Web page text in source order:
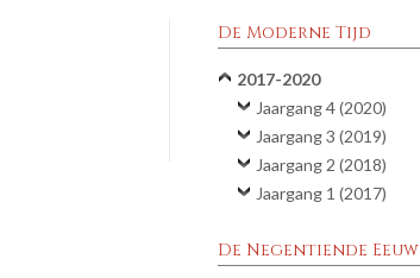
De Moderne Tijd
2017-2020
Jaargang 4 (2020)
Jaargang 3 (2019)
Jaargang 2 (2018)
Jaargang 1 (2017)
De Negentiende Eeuw